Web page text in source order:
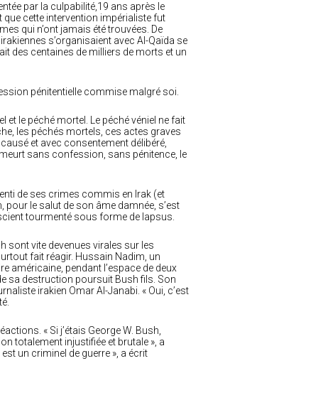
par la culpabilité,19 ans après le
que cette intervention impérialiste fut
qui n’ont jamais été trouvées. De
s’organisaient avec Al-Qaïda se
des centaines de milliers de morts et un
pénitentielle commise malgré soi.
et le péché mortel. Le péché véniel ne fait
les péchés mortels, ces actes graves
et avec consentement délibéré,
sans confession, sans pénitence, le
de ses crimes commis en Irak (et
le salut de son âme damnée, s’est
tourmenté sous forme de lapsus.
sont vite devenues virales sur les
fait réagir. Hussain Nadim, un
américaine, pendant l’espace de deux
sa destruction poursuit Bush fils. Son
irakien Omar Al-Janabi. « Oui, c’est
« Si j’étais George W. Bush,
totalement injustifiée et brutale », a
un criminel de guerre », a écrit